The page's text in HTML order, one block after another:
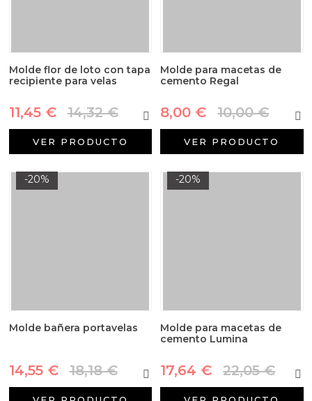
Molde flor de loto con tapa
recipiente para velas
11,45 € 14,32 €
VER PRODUCTO
Molde para macetas de
cemento Regal
8,00 € 10,00 €
VER PRODUCTO
-20%
Molde bañera portavelas
14,55 € 18,18 €
-20%
Molde para macetas de
cemento Lumina
17,64 € 22,05 €